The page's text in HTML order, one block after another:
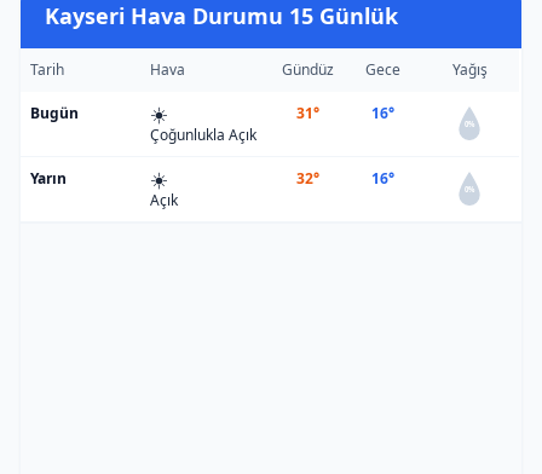
Kayseri Hava Durumu 15 Günlük
Tarih Hava Gündüz Gece Yağış
Bugün ☀️
Çoğunlukla Açık
31° 16°
0%
Yarın ☀️
Açık
32° 16°
0%